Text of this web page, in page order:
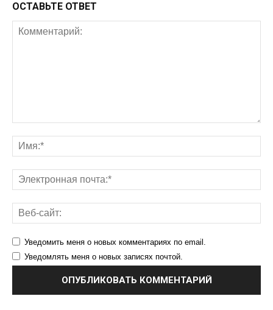
ОСТАВЬТЕ ОТВЕТ
Уведомить меня о новых комментариях по email.
Уведомлять меня о новых записях почтой.